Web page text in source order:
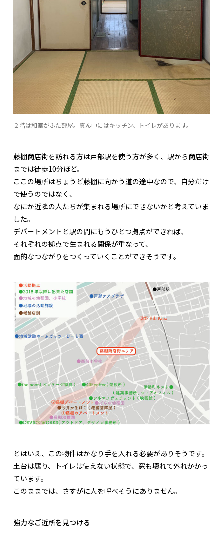
２階は和室がふた部屋。真ん中にはキッチン、トイレがあります。
藤棚商店街を訪れる方は戸部駅を使う方が多く、駅から商店街
までは徒歩10分ほど。
ここの場所はちょうど藤棚に向かう道の途中なので、自分だけ
で使うのではなく、
なにか近隣の人たちが集まれる場所にできないかと考えていま
した。
デパートメントと駅の間にもうひとつ拠点ができれば、
それぞれの拠点で生まれる関係が重なって、
面的なつながりをつくっていくことができそうです。
とはいえ、この物件はかなり手を入れる必要がありそうです。
土台は腐り、トイレは使えない状態で、窓も壊れて外れかかっ
ています。
このままでは、さすがに人を呼べそうにありません。
強力なご近所を見つける